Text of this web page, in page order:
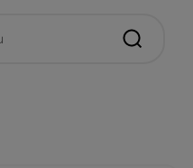
Oczywiście trzeba to
czyli